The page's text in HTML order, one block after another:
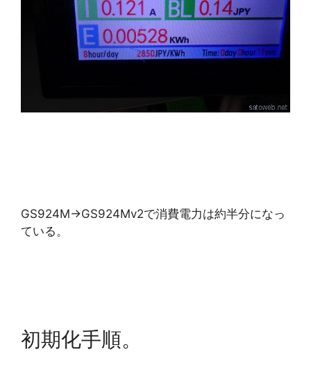
GS924M→GS924Mv2で消費電力は約半分になっ
ている。
初期化手順。